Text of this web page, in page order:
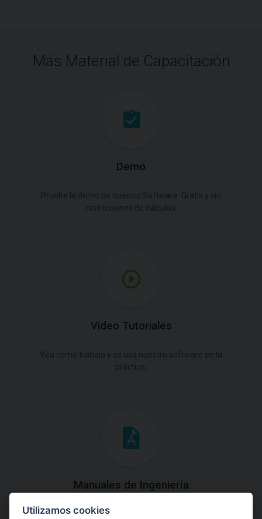
Más Material de Capacitación
Demo
Video Tutoriales
Manuales de Ingeniería
Descargue los Manuales de Ingeniería con las teorías y
Utilizamos cookies